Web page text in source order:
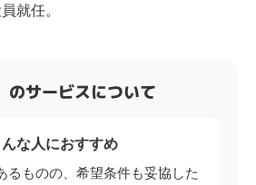
就任。
のサービスについて
んな人におすすめ
るものの、希望条件も妥協した